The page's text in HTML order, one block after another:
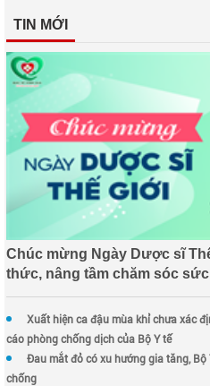
TIN MỚI
Chúc mừng Ngày Dược sĩ
thức, nâng tầm chăm sóc
Xuất hiện ca đậu mùa khỉ chưa xác
cáo phòng chống dịch của Bộ Y tế
Đau mắt đỏ có xu hướng gia tăng,
chống